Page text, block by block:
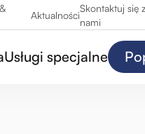
Aktualności
Skontaktuj się z
nami
Usługi specjalne